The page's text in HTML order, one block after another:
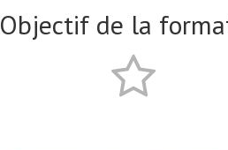
Objectif de la